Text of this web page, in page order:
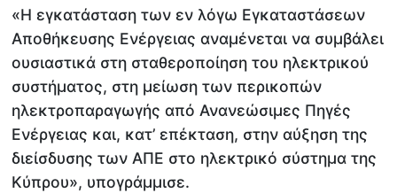
«Η εγκατάσταση των εν λόγω Εγκαταστάσεων
Αποθήκευσης Ενέργειας αναμένεται να συμβάλει
ουσιαστικά στη σταθεροποίηση του ηλεκτρικού
συστήματος, στη μείωση των περικοπών
ηλεκτροπαραγωγής από Ανανεώσιμες Πηγές
Ενέργειας και, κατ’ επέκταση, στην αύξηση της
διείσδυσης των ΑΠΕ στο ηλεκτρικό σύστημα της
Κύπρου», υπογράμμισε.